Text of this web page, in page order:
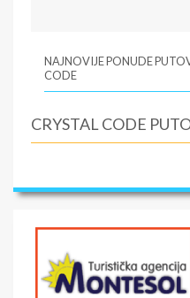
NAJNOVIJE PONUDE
CODE
CRYSTAL CODE